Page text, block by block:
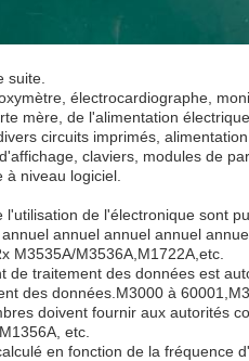
suite.
électrocardiographe,
mère, de l'alimentation
circuits imprimés,
claviers, modules de
niveau logiciel.
de l'électronique sont
annuel annuel annuel
M3535A/M3536A,M1722A,etc.
de traitement des données est
des données.M3000 à
doivent fournir aux autorités
etc.
en fonction de la fréquence